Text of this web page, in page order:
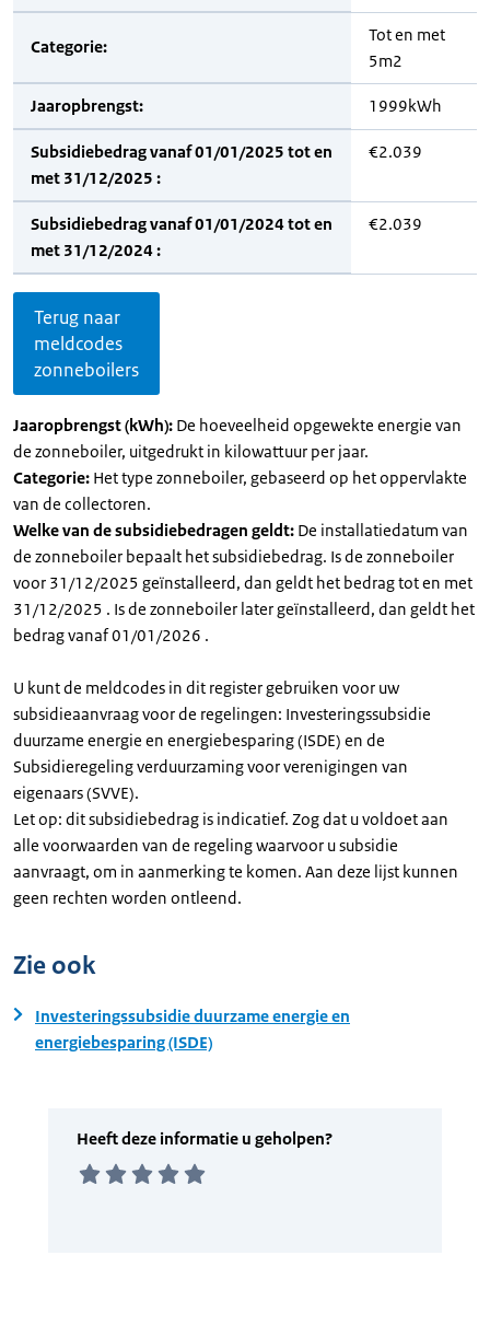
Categorie:
Tot en met
5m2
Jaaropbrengst: 1999kWh
Subsidiebedrag vanaf 01/01/2025 tot en
met 31/12/2025 :
€2.039
Subsidiebedrag vanaf 01/01/2024 tot en
met 31/12/2024 :
€2.039
Terug naar
meldcodes
zonneboilers
Jaaropbrengst (kWh): De hoeveelheid opgewekte energie van
de zonneboiler, uitgedrukt in kilowattuur per jaar.
Categorie: Het type zonneboiler, gebaseerd op het oppervlakte
van de collectoren.
Welke van de subsidiebedragen geldt: De installatiedatum van
de zonneboiler bepaalt het subsidiebedrag. Is de zonneboiler
voor 31/12/2025 geïnstalleerd, dan geldt het bedrag tot en met
31/12/2025 . Is de zonneboiler later geïnstalleerd, dan geldt het
bedrag vanaf 01/01/2026 .
U kunt de meldcodes in dit register gebruiken voor uw
subsidieaanvraag voor de regelingen: Investeringssubsidie
duurzame energie en energiebesparing (ISDE) en de
Subsidieregeling verduurzaming voor verenigingen van
eigenaars (SVVE).
Let op: dit subsidiebedrag is indicatief. Zog dat u voldoet aan
alle voorwaarden van de regeling waarvoor u subsidie
aanvraagt, om in aanmerking te komen. Aan deze lijst kunnen
geen rechten worden ontleend.
Zie ook
Investeringssubsidie duurzame energie en
energiebesparing (ISDE)